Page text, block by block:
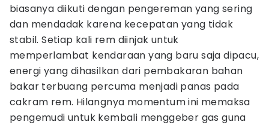
biasanya diikuti dengan pengereman yang sering
dan mendadak karena kecepatan yang tidak
stabil. Setiap kali rem diinjak untuk
memperlambat kendaraan yang baru saja dipacu,
energi yang dihasilkan dari pembakaran bahan
bakar terbuang percuma menjadi panas pada
cakram rem. Hilangnya momentum ini memaksa
pengemudi untuk kembali menggeber gas guna